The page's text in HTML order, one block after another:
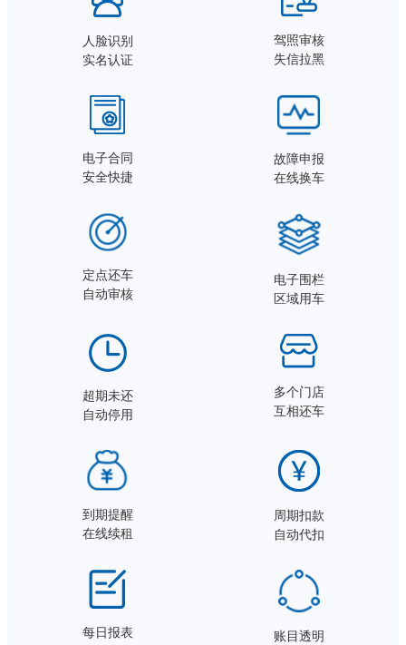
人脸识别
实名认证
驾照审核
失信拉黑
电子合同
安全快捷
故障申报
在线换车
定点还车
自动审核
电子围栏
区域用车
超期未还
自动停用
多个门店
互相还车
到期提醒
在线续租
周期扣款
自动代扣
每日报表
账目透明